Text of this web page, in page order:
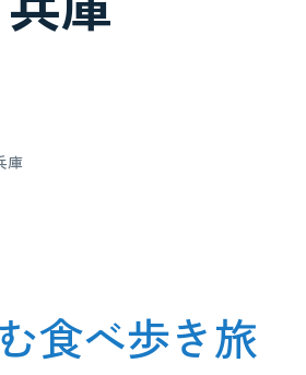
庫
食べ歩き旅